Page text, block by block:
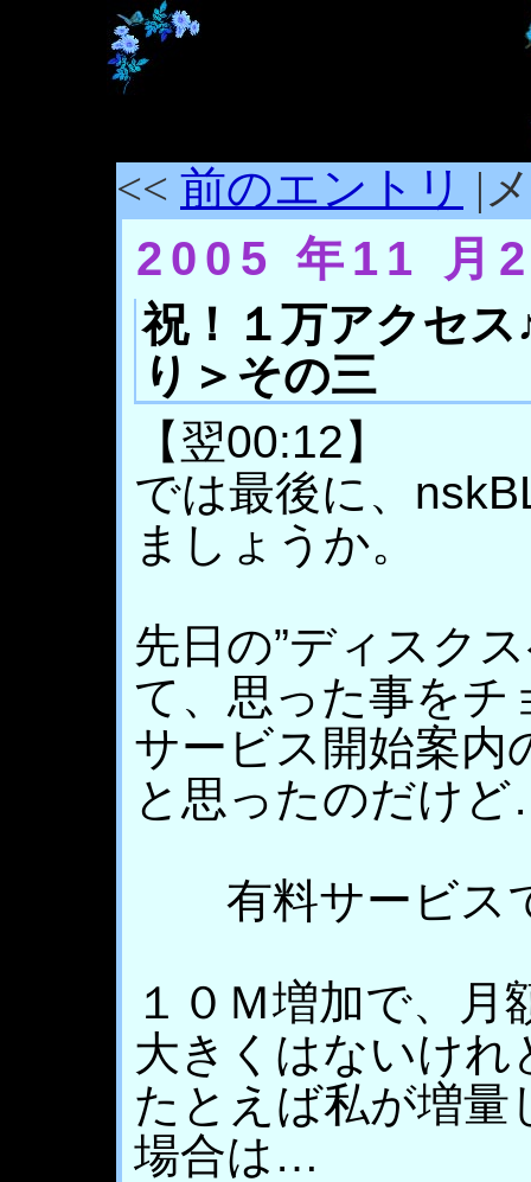
<< 前のエントリ |
2005 年11 月
祝！１万アクセ
り＞その三
【翌00:12】
では最後に、
ましょうか。
先日の”ディスク
て、思った事をチ
サービス開始案内
と思ったのだけ
有料サービス
１０Ｍ増加で、月
大きくはないけれ
たとえば私が増量
場合は…